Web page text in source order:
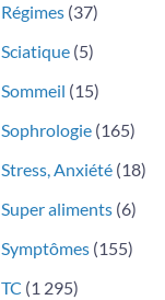
Régimes (37)
Sciatique (5)
Sommeil (15)
Sophrologie (165)
Stress, Anxiété (18)
Super aliments (6)
Symptômes (155)
TC (1 295)